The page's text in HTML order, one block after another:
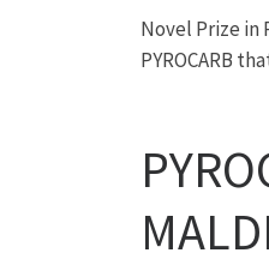
Novel Prize in
PYROCARB